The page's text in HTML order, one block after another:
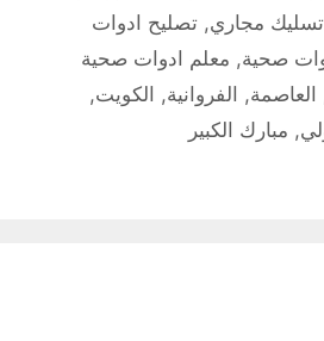
تسليك مجاري, تصليح ادوات
صحية, معلم ادوات صحية
العاصمة, الفروانية, الكويت,
, مبارك الكبير